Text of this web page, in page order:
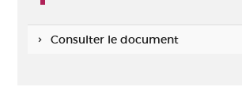
Consulter le document